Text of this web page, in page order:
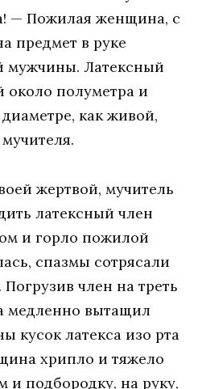
— Пожилая женщина, с
предмет в руке
мужчины. Латексный
около полуметра и
как живой,
жертвой, мучитель
латексный член
и горло пожилой
спазмы сотрясали
член на треть
медленно вытащил
кусок латекса изо рта
хрипло и тяжело
и подбородку, на руку,